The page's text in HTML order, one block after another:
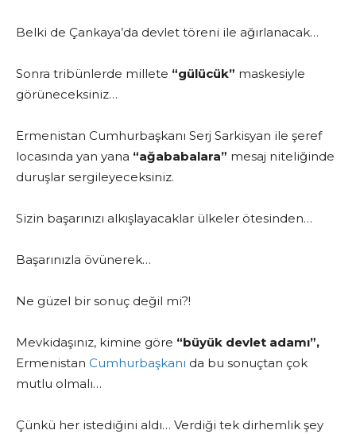
Belki de Çankaya’da devlet töreni ile ağırlanacak…
Sonra tribünlerde millete “gülücük” maskesiyle
görüneceksiniz…
Ermenistan Cumhurbaşkanı Serj Sarkisyan ile şeref
locasında yan yana “ağababalara” mesaj niteliğinde
duruşlar sergileyeceksiniz.
Sizin başarınızı alkışlayacaklar ülkeler ötesinden…
Başarınızla övünerek…
Ne güzel bir sonuç değil mi?!
Mevkidaşınız, kimine göre “büyük devlet adamı”,
Ermenistan Cumhurbaşkanı da bu sonuçtan çok
mutlu olmalı…
Çünkü her istediğini aldı… Verdiği tek dirhemlik şey